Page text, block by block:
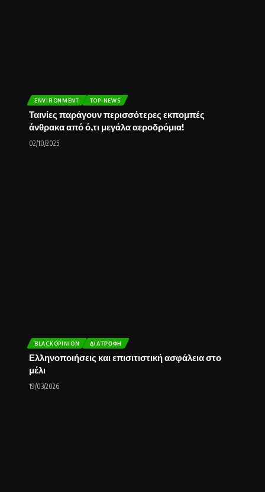
ENVIRONMENT TOP-NEWS
Ταινίες παράγουν περισσότερες εκπομπές
άνθρακα από ό,τι μεγάλα αεροδρόμια!
02/10/2025
BLACKOPINION ΔΙΑΤΡΟΦΉ
Ελληνοποιήσεις και επισιτιστική ασφάλεια στο
μέλι
19/03/2026